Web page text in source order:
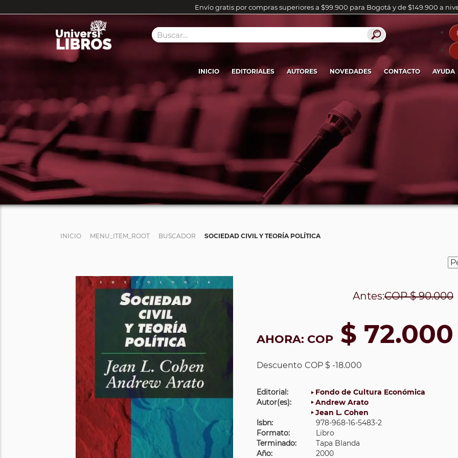
Envío gratis por compras superiores a $99.900 para Bogotá y de $149.900 a
INICIO EDITORIALES AUTORES NOVEDADES CONTACTO AYUDA
INICIO MENU_ITEM_ROOT BUSCADOR SOCIEDAD CIVIL Y TEORÍA POLÍTICA
Antes:COP$ 90.000
AHORA: COP $ 72.000
Descuento COP $ -18.000
Editorial:
Fondo de Cultura Económica
Autor(es):
Andrew Arato
Jean L. Cohen
Isbn:
978-968-16-5483-2
Formato:
Libro
Terminado:
Tapa Blanda
Año:
2000